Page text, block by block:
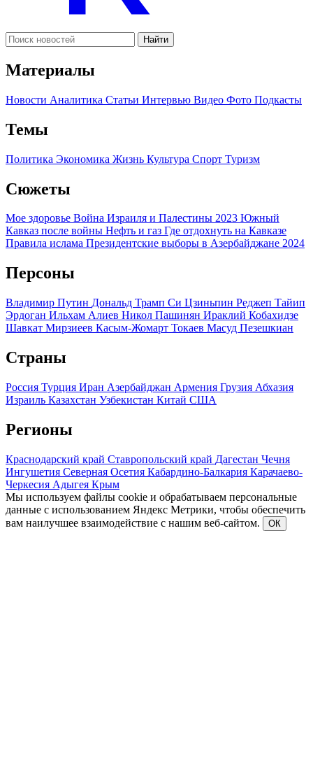
Найти
Материалы
Новости Аналитика Статьи Интервью Видео Фото Подкасты
Темы
Политика Экономика Жизнь Культура Спорт Туризм
Сюжеты
Мое здоровье Война Израиля и Палестины 2023 Южный
Кавказ после войны Нефть и газ Где отдохнуть на Кавказе
Правила ислама Президентские выборы в Азербайджане 2024
Персоны
Владимир Путин Дональд Трамп Си Цзиньпин Реджеп Тайип
Эрдоган Ильхам Алиев Никол Пашинян Ираклий Кобахидзе
Шавкат Мирзиеев Касым-Жомарт Токаев Масуд Пезешкиан
Страны
Россия Турция Иран Азербайджан Армения Грузия Абхазия
Израиль Казахстан Узбекистан Китай США
Регионы
Краснодарский край Ставропольский край Дагестан Чечня
Ингушетия Северная Осетия Кабардино-Балкария Карачаево-
Черкесия Адыгея Крым
Мы используем файлы cookie и обрабатываем персональные
данные с использованием Яндекс Метрики, чтобы обеспечить
вам наилучшее взаимодействие с нашим веб-сайтом.
ОК